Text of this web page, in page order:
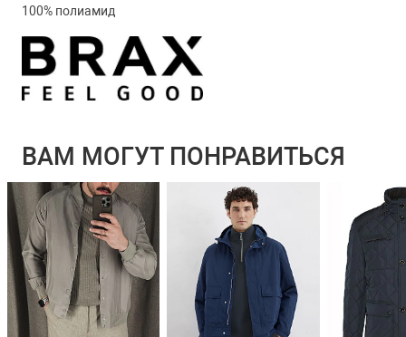
100% полиамид
ВАМ МОГУТ ПОНРАВИТЬСЯ